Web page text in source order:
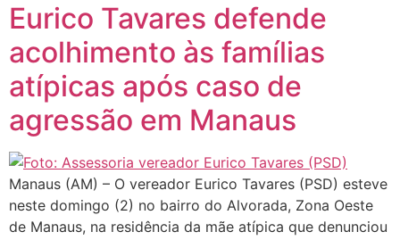
Eurico Tavares defende
acolhimento às famílias
atípicas após caso de
agressão em Manaus
Manaus (AM) – O vereador Eurico Tavares (PSD) esteve
neste domingo (2) no bairro do Alvorada, Zona Oeste
de Manaus, na residência da mãe atípica que denunciou